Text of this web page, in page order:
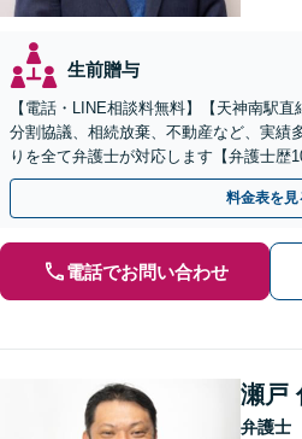
生前贈与
【電話・LINE相談料無料】【天神南駅
分割協議、相続放棄、不動産など、実績
りを全て弁護士が対応します【弁護士歴
料金表を見
電話でお問い合わせ
瀬戸
弁護士